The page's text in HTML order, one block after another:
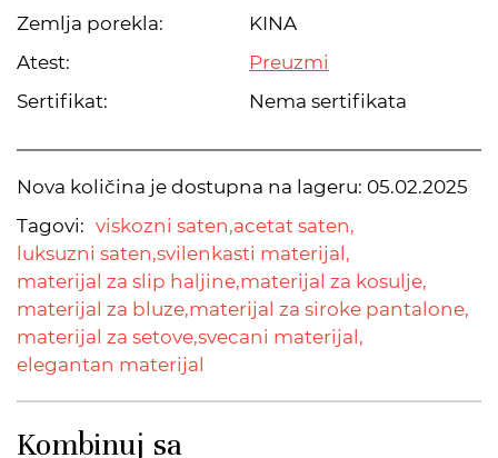
Zemlja porekla:
KINA
Atest:
Preuzmi
Sertifikat:
Nema sertifikata
Nova količina je dostupna na lageru: 05.02.2025
Tagovi: viskozni saten,acetat saten,
luksuzni saten,svilenkasti materijal,
materijal za slip haljine,materijal za kosulje,
materijal za bluze,materijal za siroke pantalone,
materijal za setove,svecani materijal,
elegantan materijal
Kombinuj sa